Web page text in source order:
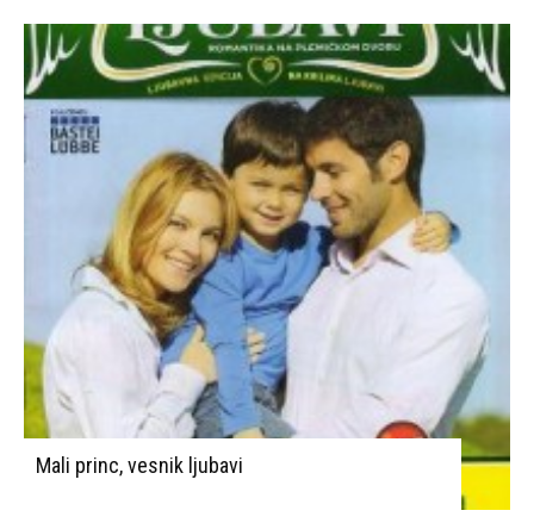
Mali princ, vesnik ljubavi